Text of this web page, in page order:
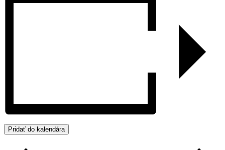
Pridať do kalendára